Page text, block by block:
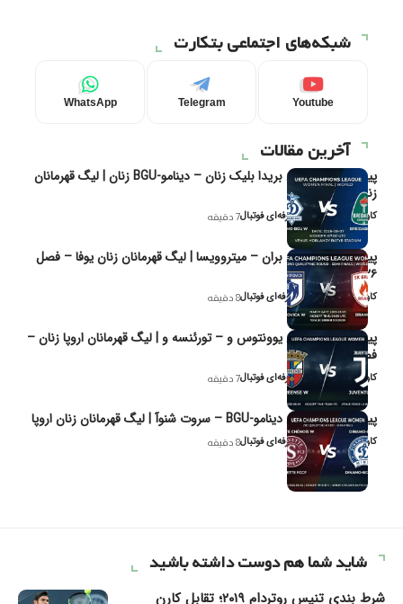
شبکه‌های اجتماعی بتکارت
Youtube
Telegram
WhatsApp
آخرین مقالات
پیش‌بینی و تحلیل بریدا بلیک زنان – دینامو-BGU زنان | لیگ قهرمانان
زنان یوفا
کاوه نیک‌فر، تحلیل‌گر حرفه‌ای فوتبال7 دقیقه
پیش‌بینی و تحلیل بران – میتروویسا | لیگ قهرمانان زنان یوفا – فصل
۲۰۲۶
کاوه نیک‌فر، تحلیل‌گر حرفه‌ای فوتبال8 دقیقه
پیش‌بینی و تحلیل یوونتوس و – تورئنسه و | لیگ قهرمانان اروپا زنان –
فصل ۲۰۲۶
کاوه نیک‌فر، تحلیل‌گر حرفه‌ای فوتبال7 دقیقه
پیش‌بینی و تحلیل دینامو-BGU – سروت شنوآ | لیگ قهرمانان زنان اروپا
کاوه نیک‌فر، تحلیل‌گر حرفه‌ای فوتبال8 دقیقه
شاید شما هم دوست داشته باشید
شرط بندی تنیس روتردام ۲۰۱۹؛ تقابل کارن